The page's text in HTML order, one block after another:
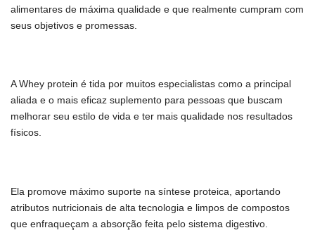
alimentares de máxima qualidade e que realmente cumpram com
seus objetivos e promessas.
A Whey protein é tida por muitos especialistas como a principal
aliada e o mais eficaz suplemento para pessoas que buscam
melhorar seu estilo de vida e ter mais qualidade nos resultados
físicos.
Ela promove máximo suporte na síntese proteica, aportando
atributos nutricionais de alta tecnologia e limpos de compostos
que enfraqueçam a absorção feita pelo sistema digestivo.